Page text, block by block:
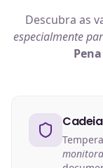
Descubra as
especialmente